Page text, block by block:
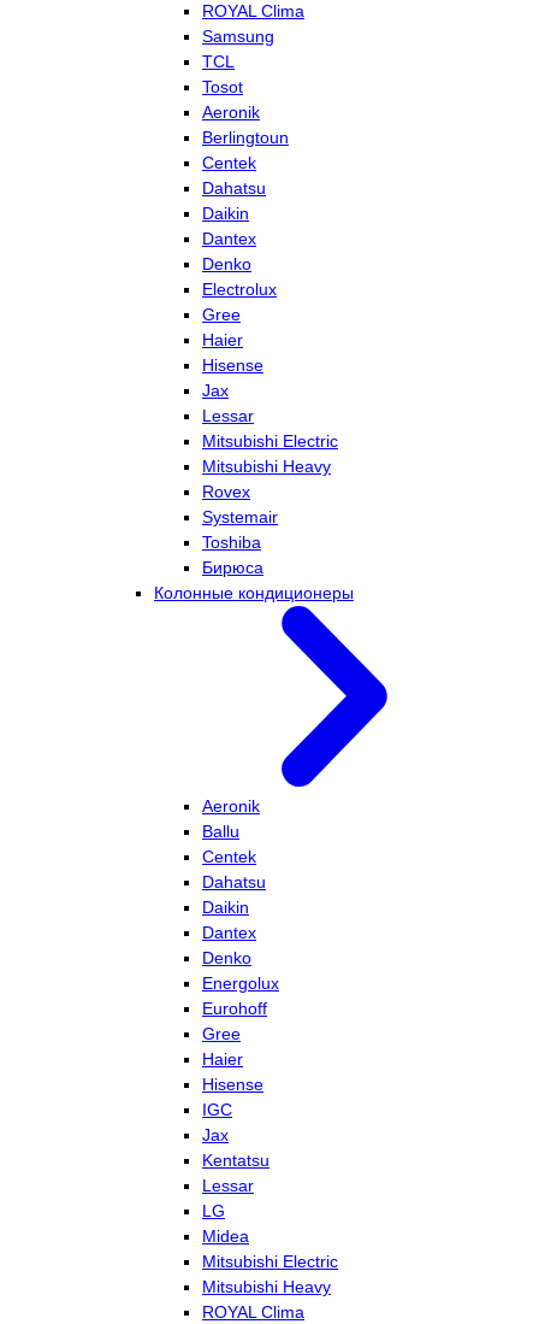
ROYAL Clima
Samsung
TCL
Tosot
Aeronik
Berlingtoun
Centek
Dahatsu
Daikin
Dantex
Denko
Electrolux
Gree
Haier
Hisense
Jax
Lessar
Mitsubishi Electric
Mitsubishi Heavy
Rovex
Systemair
Toshiba
Бирюса
Колонные кондиционеры
Aeronik
Ballu
Centek
Dahatsu
Daikin
Dantex
Denko
Energolux
Eurohoff
Gree
Haier
Hisense
IGC
Jax
Kentatsu
Lessar
LG
Midea
Mitsubishi Electric
Mitsubishi Heavy
ROYAL Clima